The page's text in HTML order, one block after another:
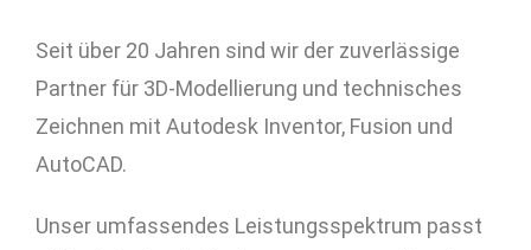
Seit über 20 Jahren sind wir der zuverlässige
Partner für 3D-Modellierung und technisches
Zeichnen mit Autodesk Inventor, Fusion und
AutoCAD.
Unser umfassendes Leistungsspektrum passt